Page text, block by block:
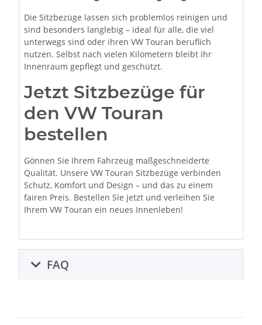
Die Sitzbezüge lassen sich problemlos reinigen und
sind besonders langlebig – ideal für alle, die viel
unterwegs sind oder ihren VW Touran beruflich
nutzen. Selbst nach vielen Kilometern bleibt Ihr
Innenraum gepflegt und geschützt.
Jetzt Sitzbezüge für
den VW Touran
bestellen
Gönnen Sie Ihrem Fahrzeug maßgeschneiderte
Qualität. Unsere VW Touran Sitzbezüge verbinden
Schutz, Komfort und Design – und das zu einem
fairen Preis. Bestellen Sie jetzt und verleihen Sie
Ihrem VW Touran ein neues Innenleben!
FAQ